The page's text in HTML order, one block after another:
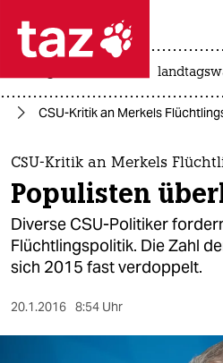
 taz zahl ich
taz zahl ich
themen
politik
öko
CSU-Kritik an Merkels
CSU-Kritik an Merkels
Populisten
Diverse CSU-Politiker
Flüchtlingspolitik. Die Zahl
sich 2015 fast verdoppelt.
20.1.2016 8:54 Uhr